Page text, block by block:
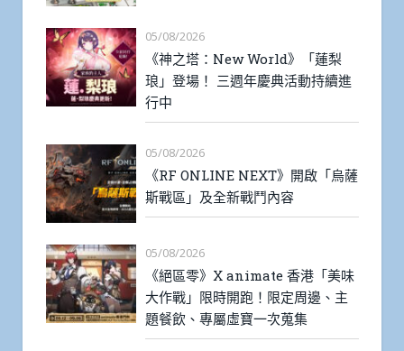
05/08/2026
《神之塔：New World》「蓮梨
琅」登場！ 三週年慶典活動持續進
行中
05/08/2026
《RF ONLINE NEXT》開啟「烏薩
斯戰區」及全新戰鬥內容
05/08/2026
《絕區零》X animate 香港「美味
大作戰」限時開跑！限定周邊、主
題餐飲、專屬虛寶一次蒐集